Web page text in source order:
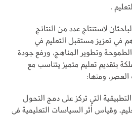
.
لاستنتاج عدد من النتائج
في تعزيز مستقبل التعليم في
وتطوير المناهج، ورفع جودة
بتقديم تعليم متميز يتناسب مع
ومنها:
التي تركز على دمج التحول
وقياس أثر السياسات التعليمية في